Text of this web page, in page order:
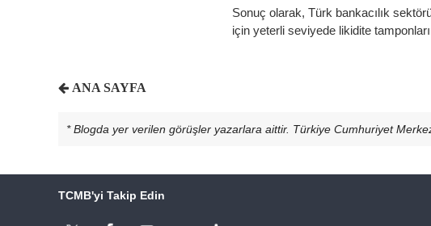
Sonuç olarak, Türk bankacılık
için yeterli seviyede likidite
ANA SAYFA
* Blogda yer verilen görüşler yazarlara aittir. Türkiye Cumhuriyet
TCMB'yi Takip Edin